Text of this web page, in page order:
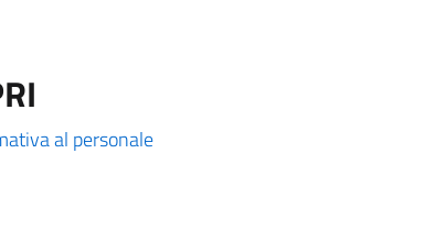
al personale